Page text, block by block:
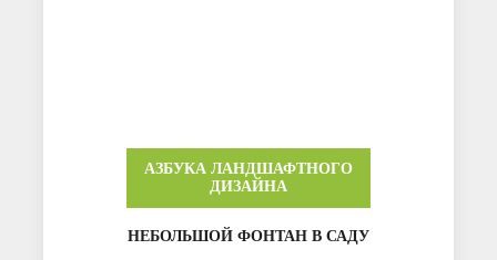
АЗБУКА ЛАНДШАФТНОГО
ДИЗАЙНА
НЕБОЛЬШОЙ ФОНТАН В САДУ